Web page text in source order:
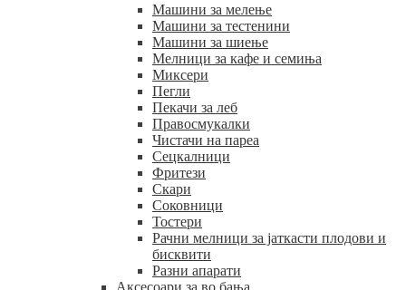
Машини за мелење
Машини за тестенини
Машини за шиење
Мелници за кафе и семиња
Миксери
Пегли
Пекачи за леб
Правосмукалки
Чистачи на пареа
Сецкалници
Фритези
Скари
Соковници
Тостери
Рачни мелници за јаткасти плодови и
бисквити
Разни апарати
Аксесоари за во бања